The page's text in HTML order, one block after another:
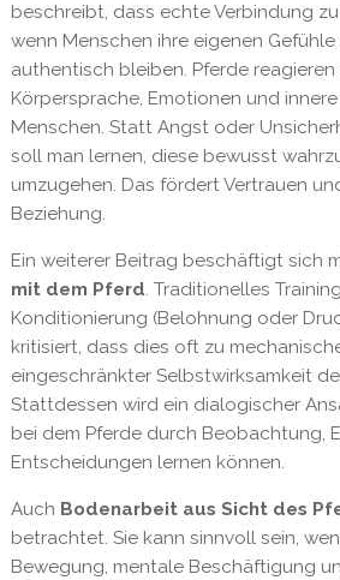
beschreibt, dass echte Verbindung
wenn Menschen ihre eigenen
authentisch bleiben. Pferde
Körpersprache, Emotionen und
Menschen. Statt Angst oder
soll man lernen, diese bewusst
umzugehen. Das fördert Vertrauen
Beziehung.
Ein weiterer Beitrag beschäftigt sich
mit dem Pferd. Traditionelles
Konditionierung (Belohnung oder
kritisiert, dass dies oft zu
eingeschränkter Selbstwirksamkeit
Stattdessen wird ein dialogischer
bei dem Pferde durch Beobachtung,
Entscheidungen lernen können.
Auch Bodenarbeit aus Sicht des
betrachtet. Sie kann sinnvoll sein,
Bewegung, mentale Beschäftigung